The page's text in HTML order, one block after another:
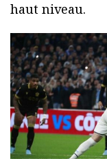
haut niveau.